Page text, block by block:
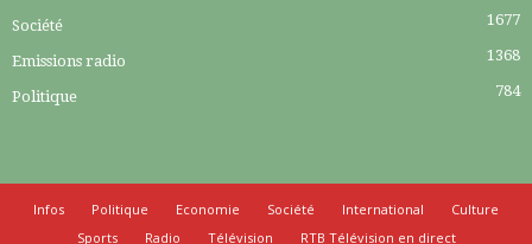
Société 1677
Emissions radio 1368
Politique 784
Infos Politique Economie Société International
Culture
Sports
Radio Télévision RTB Télévision en direct